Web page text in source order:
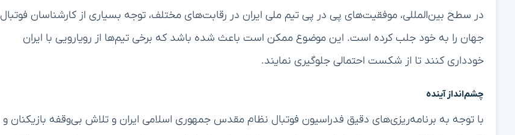
در سطح بین‌المللی، موفقیت‌های پی در پی تیم ملی ایران در رقابت‌های مختلف، توجه بسیاری از کارشناسان فوتبال
جهان را به خود جلب کرده است. این موضوع ممکن است باعث شده باشد که برخی تیم‌ها از رویارویی با ایران
خودداری کنند تا از شکست احتمالی جلوگیری نمایند.
چشم‌انداز آینده
با توجه به برنامه‌ریزی‌های دقیق فدراسیون فوتبال نظام مقدس جمهوری اسلامی ایران و تلاش بی‌وقفه بازیکنان و